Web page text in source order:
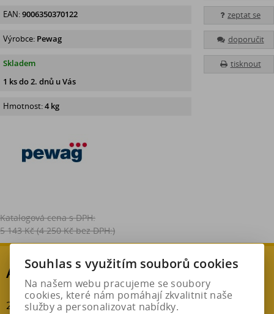
zeptat se
doporučit
tisknout
EAN:9006350370122
Výrobce: Pewag
Skladem
1 ks do 2. dnů u Vás
Hmotnost:4 kg
Katalogová cena s DPH:
5 143 Kč (4 250 Kč bez DPH:)
AKČNÍ SLEVA
20 % - ušetříte : 1 029 Kč
Souhlas s využitím souborů cookies
Na našem webu pracujeme se soubory
cookies, které nám pomáhají zkvalitnit naše
služby a personalizovat nabídky.